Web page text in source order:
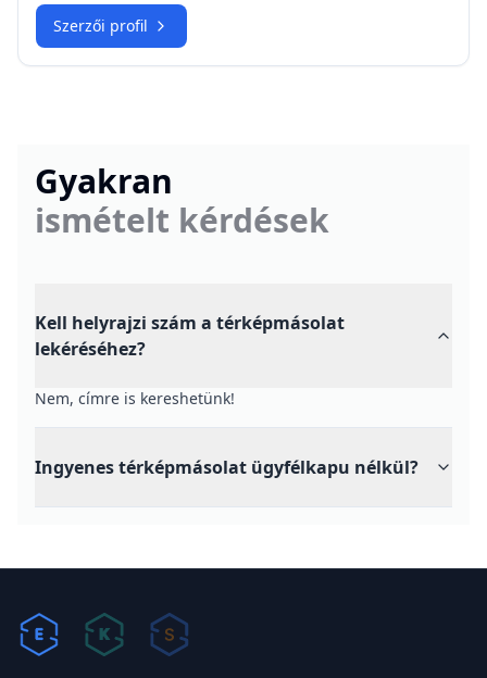
Szerzői profil
Gyakran
ismételt kérdések
Kell helyrajzi szám a térképmásolat
lekéréséhez?
Nem, címre is kereshetünk!
Ingyenes térképmásolat ügyfélkapu nélkül?